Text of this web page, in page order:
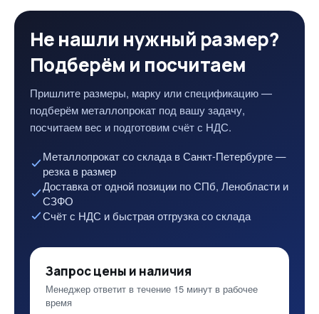
Не нашли нужный размер?
Подберём и посчитаем
Пришлите размеры, марку или спецификацию —
подберём металлопрокат под вашу задачу,
посчитаем вес и подготовим счёт с НДС.
Металлопрокат со склада в Санкт-Петербурге —
резка в размер
Доставка от одной позиции по СПб, Ленобласти и
СЗФО
Счёт с НДС и быстрая отгрузка со склада
Запрос цены и наличия
Менеджер ответит в течение 15 минут в рабочее
время